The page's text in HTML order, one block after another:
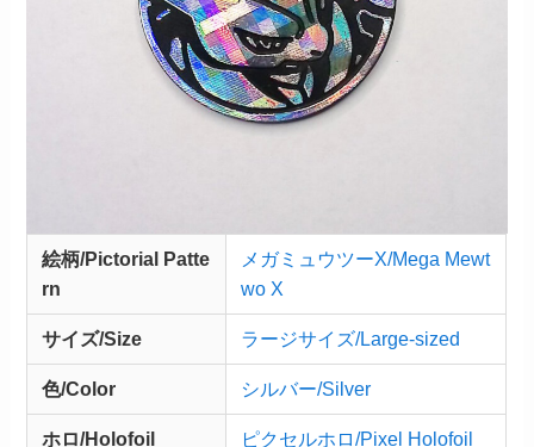
絵柄/Pictorial Patte
rn
メガミュウツーX/Mega Mewt
wo X
サイズ/Size ラージサイズ/Large-sized
色/Color シルバー/Silver
ホロ/Holofoil ピクセルホロ/Pixel Holofoil